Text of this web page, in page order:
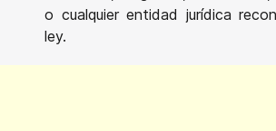
o cualquier entidad jurídica
ley.